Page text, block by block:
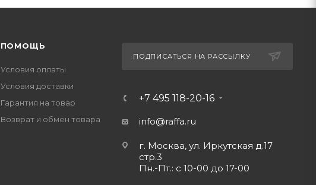
ПОМОЩЬ
Условия оплаты
Условия доставки
Гарантия на товар
Возврат и обмен товара
ПОДПИСАТЬСЯ НА РАССЫЛКУ
+7 495 118-20-16
info@raffa.ru
г. Москва, ул. Иркутская д.17
стр.3
Пн.-Пт.: с 10-00 до 17-00